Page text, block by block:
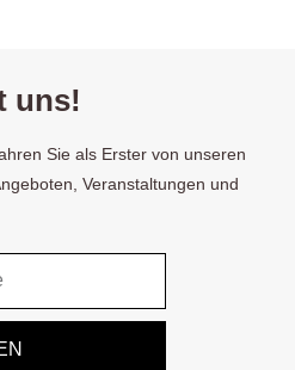
uns!
Sie als Erster von unseren
Veranstaltungen und